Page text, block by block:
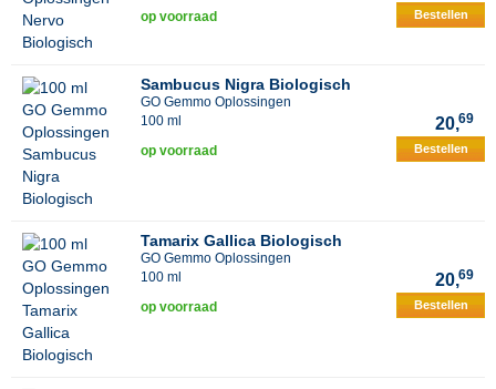
op voorraad Bestellen
Sambucus Nigra Biologisch
GO Gemmo Oplossingen
100 ml
20,69
op voorraad Bestellen
Tamarix Gallica Biologisch
GO Gemmo Oplossingen
100 ml
20,69
op voorraad Bestellen